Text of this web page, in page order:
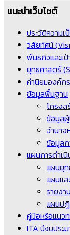
แนะนำเว็บไซต์
ประวัติความเ
วิสัยทัศน์
พันธกิจและเ
ยุทธศาสตร์
ค่านิยมองค์ก
ข้อมูลพื้นฐาน
โครงส
ข้อมูลผู้
อำนาจ
ข้อมูล
แผนการดำเ
แผนยุ
แผนแล
รายงา
แผนปฏิ
คู่มือหรือแนว
ITA ปีงบประ